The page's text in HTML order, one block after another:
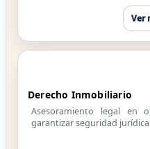
Ver
Derecho Inmobiliario
Asesoramiento legal en
garantizar seguridad